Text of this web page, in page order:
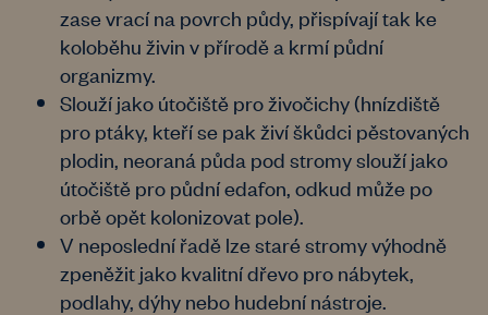
zase vrací na povrch půdy, přispívají tak ke
koloběhu živin v přírodě a krmí půdní
organizmy.
Slouží jako útočiště pro živočichy (hnízdiště
pro ptáky, kteří se pak živí škůdci pěstovaných
plodin, neoraná půda pod stromy slouží jako
útočiště pro půdní edafon, odkud může po
orbě opět kolonizovat pole).
V neposlední řadě lze staré stromy výhodně
zpeněžit jako kvalitní dřevo pro nábytek,
podlahy, dýhy nebo hudební nástroje.